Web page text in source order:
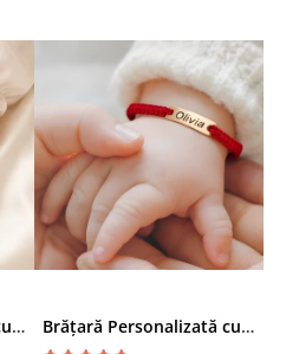
Brățară Personalizată cu Nume și Cruciuță – Inox Aur IP Brățară Personalizată cu Nume, Inox Auriu Waterproof, pentru copii